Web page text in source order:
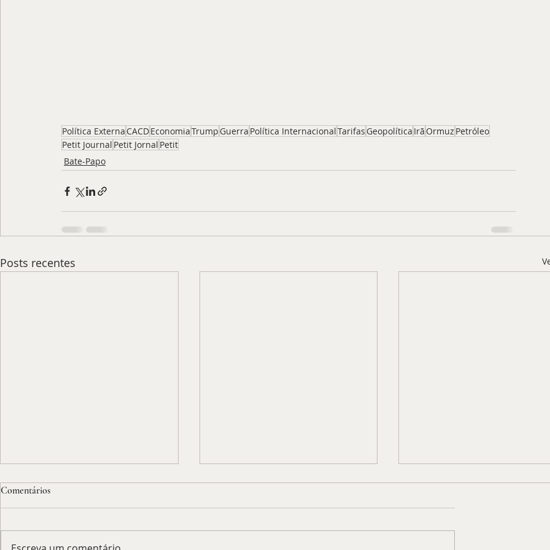
Política Externa CACDEconomiaTrump Guerra Política InternacionalTarifas Geopolítica Irã Ormuz Petróleo
Petit Journal Petit Jornal Petit
Bate-Papo
Posts recentes
Comentários